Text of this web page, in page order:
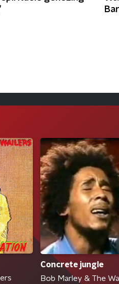
Concrete jungle
Bob Marley & The